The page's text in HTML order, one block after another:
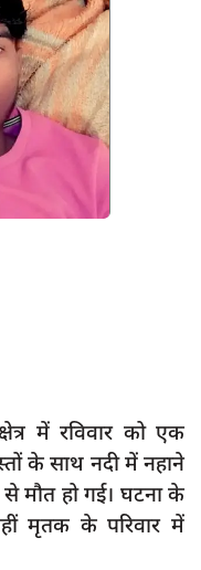
में रविवार को एक
के साथ नदी में नहाने
मौत हो गई। घटना के
मृतक के परिवार में